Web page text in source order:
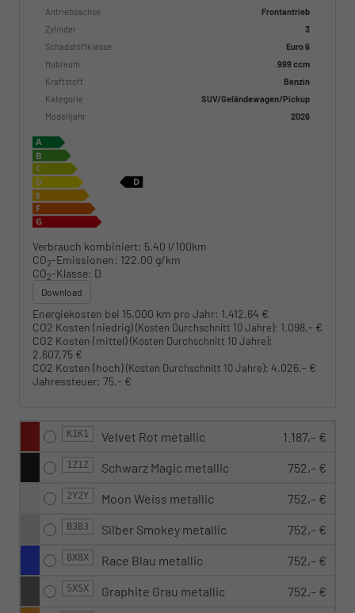
Antriebsachse
Frontantrieb
Zylinder
3
Schadstoffklasse
Euro 6
Hubraum
999 ccm
Kraftstoff
Benzin
Kategorie
SUV/Geländewagen/Pickup
Modelljahr
2026
Verbrauch kombiniert: 5,40 l/100km
CO2-Emissionen: 122,00 g/km
CO2-Klasse: D
Download
Energiekosten bei 15.000 km pro Jahr: 1.412,64 €
CO2 Kosten (niedrig)(Kosten Durchschnitt 10 Jahre): 1.098,- €
CO2 Kosten (mittel)(Kosten Durchschnitt 10 Jahre):
2.607,75 €
CO2 Kosten (hoch)(Kosten Durchschnitt 10 Jahre): 4.026,- €
Jahressteuer: 75,- €
K1K1 Velvet Rot metallic 1.187,– €
1Z1Z Schwarz Magic metallic 752,– €
2Y2Y Moon Weiss metallic 752,– €
B3B3 Silber Smokey metallic 752,– €
8X8X Race Blau metallic 752,– €
5X5X Graphite Grau metallic 752,– €